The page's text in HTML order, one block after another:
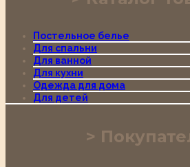
Постельное белье
Для спальни
Для ванной
Для кухни
Одежда для дома
Для детей